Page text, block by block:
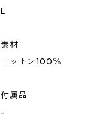
L
素材
コットン100％
付属品
-